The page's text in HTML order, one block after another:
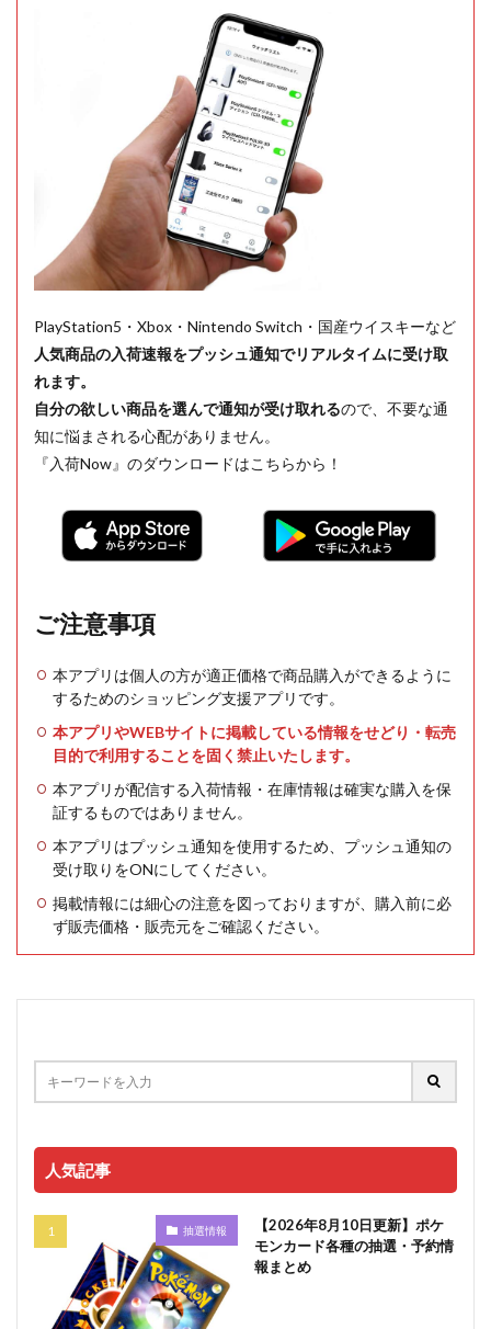
PlayStation5・Xbox・Nintendo Switch・国産ウイスキーなど
人気商品の入荷速報をプッシュ通知でリアルタイムに受け取
れます。
自分の欲しい商品を選んで通知が受け取れるので、不要な通
知に悩まされる心配がありません。
『入荷Now』のダウンロードはこちらから！
ご注意事項
本アプリは個人の方が適正価格で商品購入ができるように
するためのショッピング支援アプリです。
本アプリやWEBサイトに掲載している情報をせどり・転売
目的で利用することを固く禁止いたします。
本アプリが配信する入荷情報・在庫情報は確実な購入を保
証するものではありません。
本アプリはプッシュ通知を使用するため、プッシュ通知の
受け取りをONにしてください。
掲載情報には細心の注意を図っておりますが、購入前に必
ず販売価格・販売元をご確認ください。
人気記事
抽選情報
【2026年8月10日更新】ポケ
モンカード各種の抽選・予約情
報まとめ